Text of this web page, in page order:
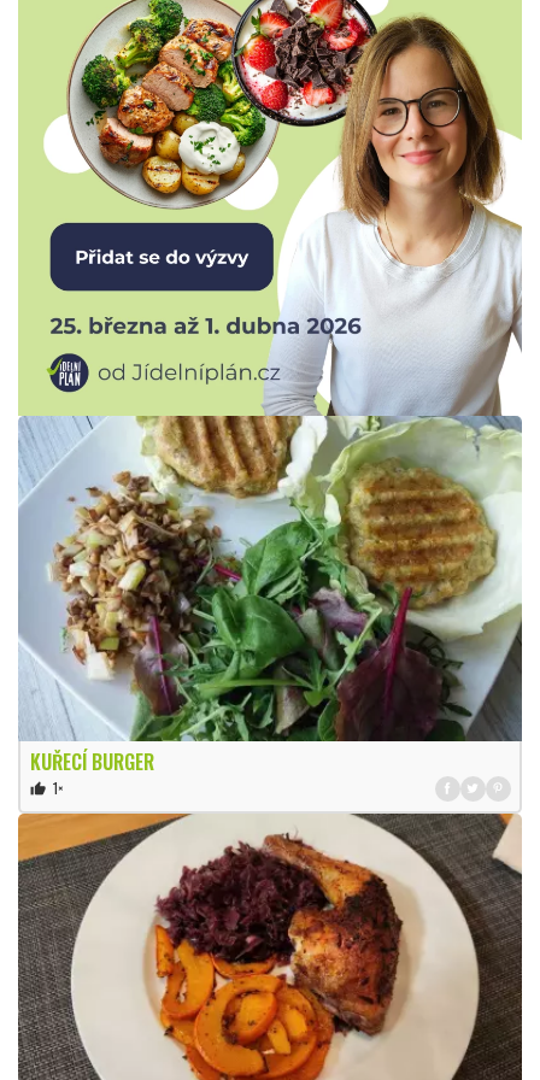
KUŘECÍ BURGER
thumb_up 1×